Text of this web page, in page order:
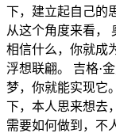
下，建立起自己的
从这个角度来看，
相信什么，你就成
浮想联翩。 吉格·
梦，你就能实现它
下，本人思来想去
需要如何做到，不